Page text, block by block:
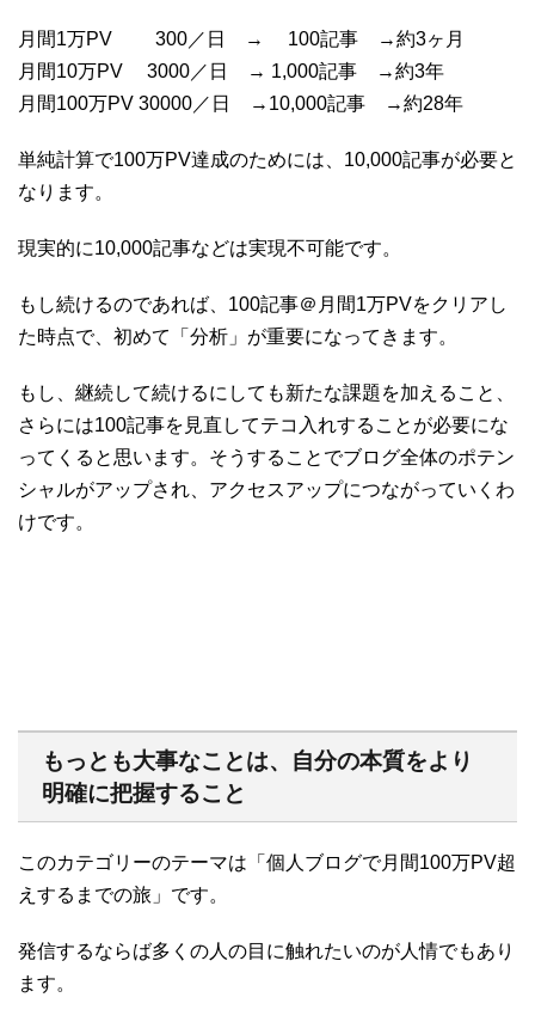
月間1万PV 300／日 → 100記事 →約3ヶ月
月間10万PV 3000／日 → 1,000記事 →約3年
月間100万PV 30000／日 →10,000記事 →約28年
単純計算で100万PV達成のためには、10,000記事が必要と
なります。
現実的に10,000記事などは実現不可能です。
もし続けるのであれば、100記事＠月間1万PVをクリアし
た時点で、初めて「分析」が重要になってきます。
もし、継続して続けるにしても新たな課題を加えること、
さらには100記事を見直してテコ入れすることが必要にな
ってくると思います。そうすることでブログ全体のポテン
シャルがアップされ、アクセスアップにつながっていくわ
けです。
もっとも大事なことは、自分の本質をより
明確に把握すること
このカテゴリーのテーマは「個人ブログで月間100万PV超
えするまでの旅」です。
発信するならば多くの人の目に触れたいのが人情でもあり
ます。